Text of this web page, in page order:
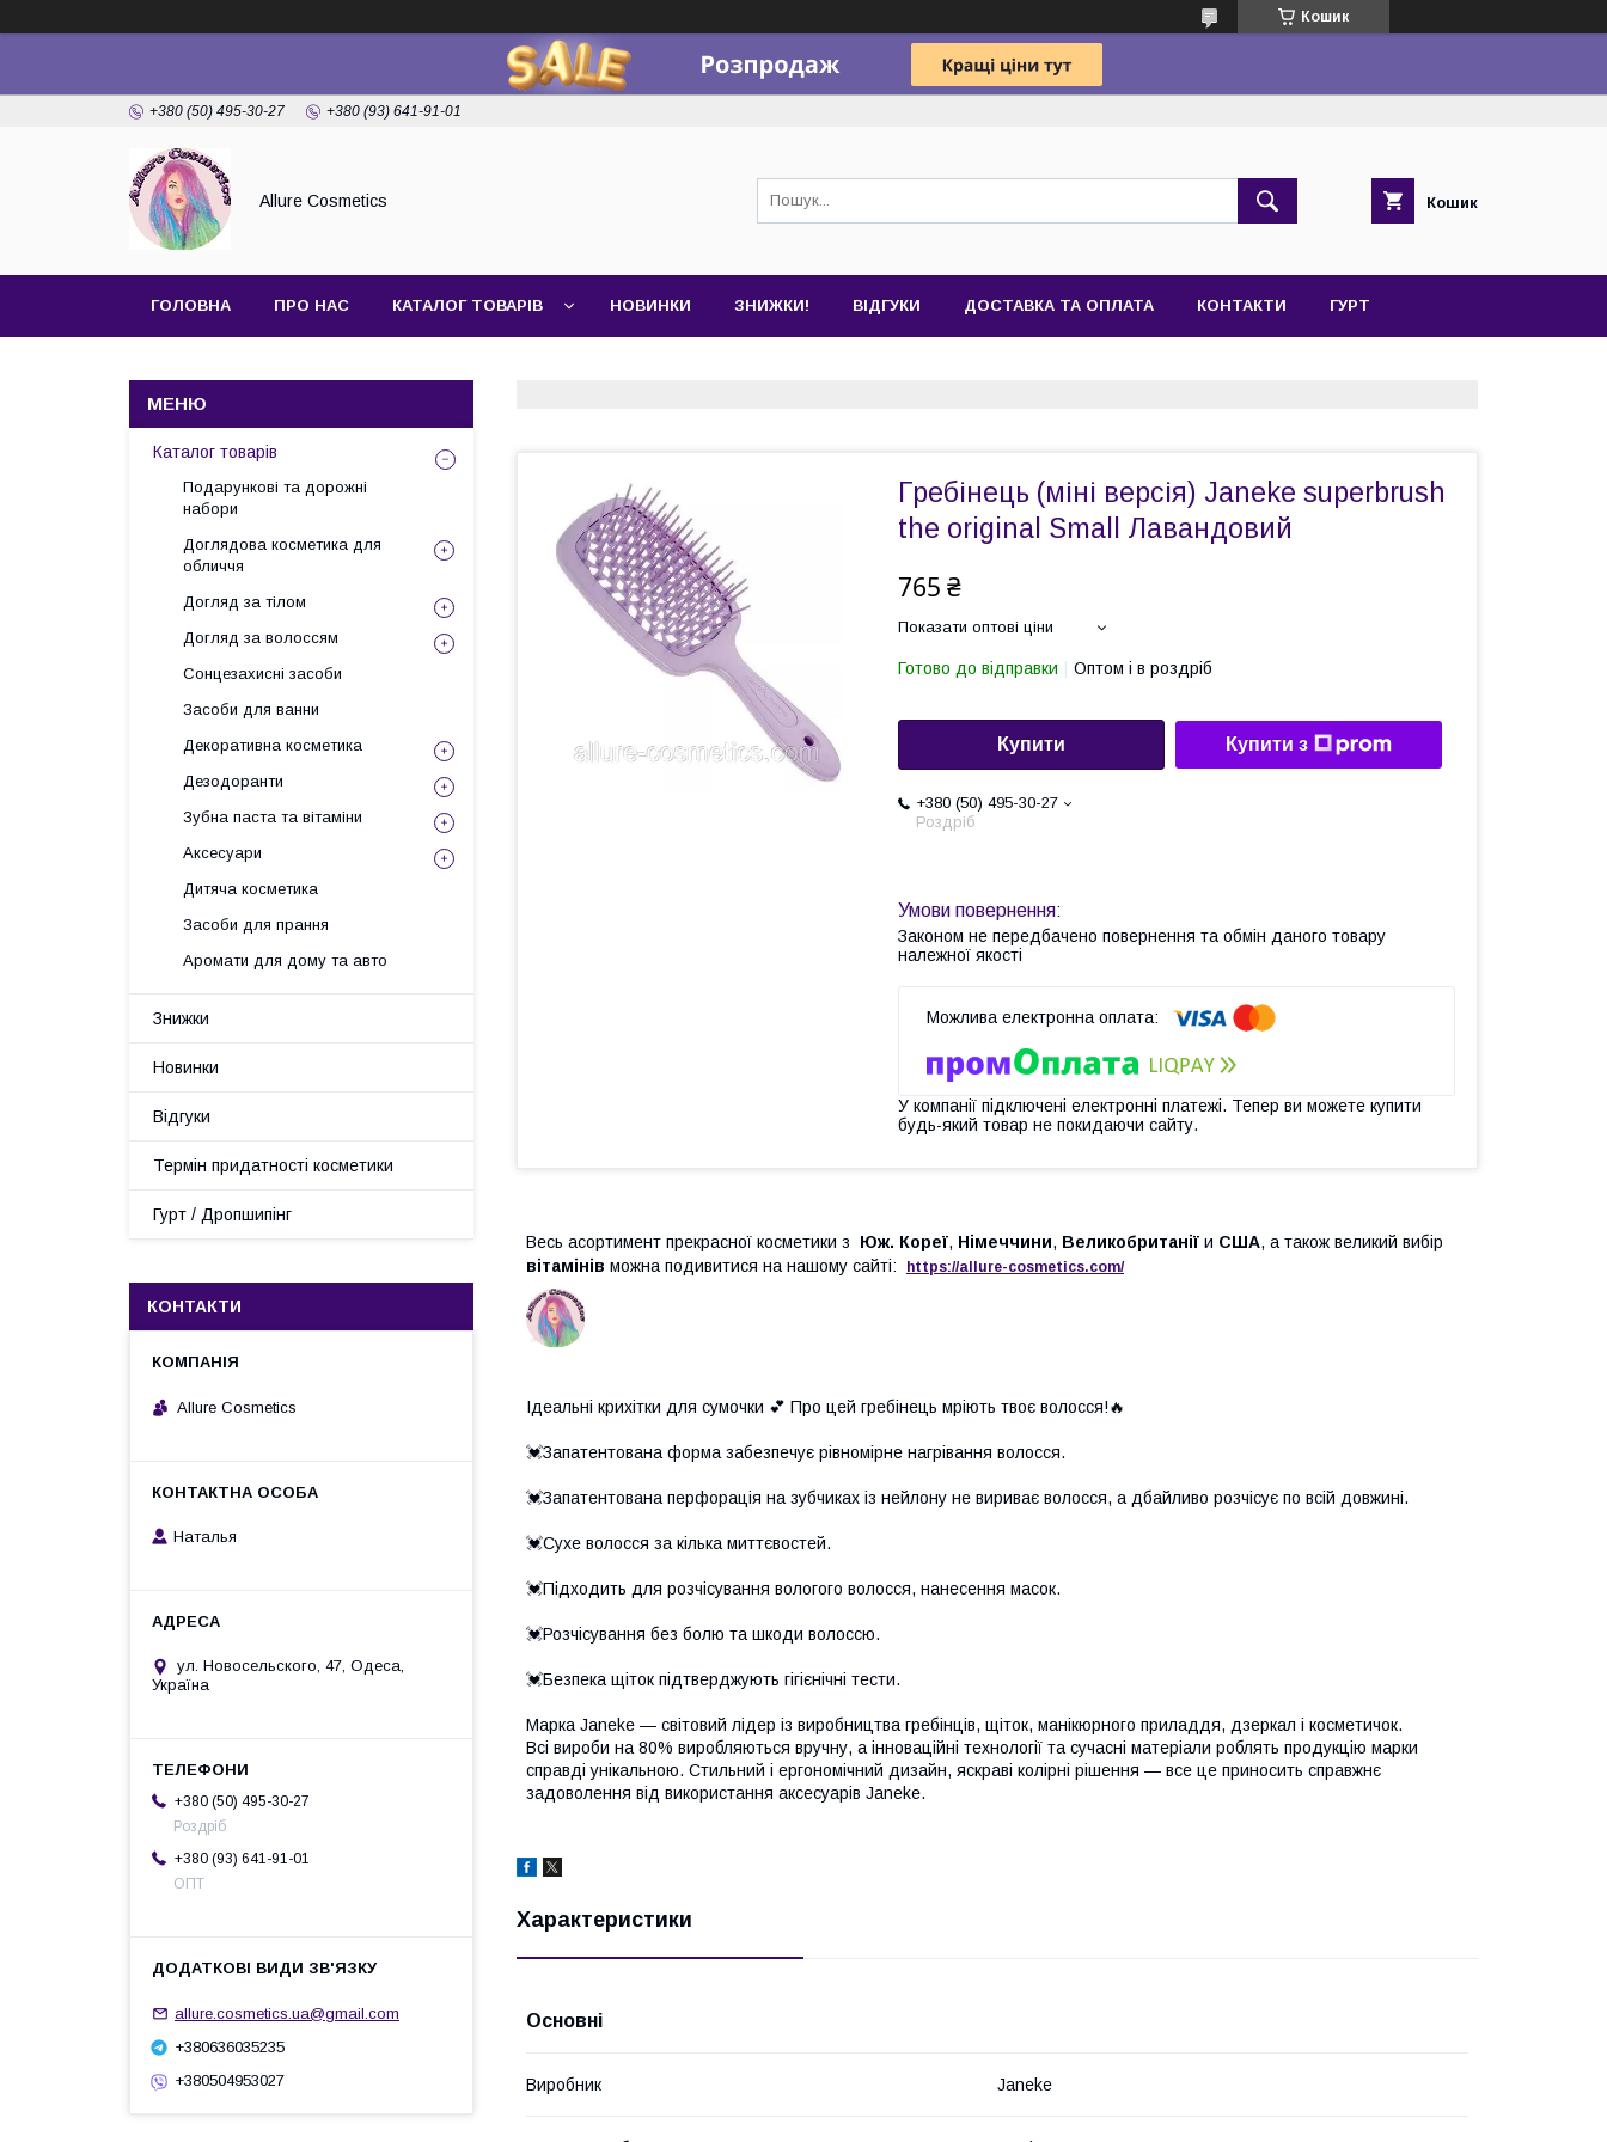
Кошик
+380 (50) 495-30-27 +380 (93) 641-91-01
Allure Cosmetics Кошик
ГОЛОВНА ПРО НАС КАТАЛОГ ТОВАРІВ НОВИНКИ ЗНИЖКИ! ВІДГУКИ ДОСТАВКА ТА ОПЛАТА КОНТАКТИ ГУРТ
Гребінець (міні версія) Janeke superbrush
the original Small Лавандовий
765 ₴
Показати оптові ціни
Готово до відправки Оптом і в роздріб
Купити Купити з
+380 (50) 495-30-27
Роздріб
Законом не передбачено повернення та обмін даного товару
належної якості
У компанії підключені електронні платежі. Тепер ви можете купити
будь-який товар не покидаючи сайту.
Весь асортимент прекрасної косметики з Юж. Кореї, Німеччини, Великобританії и США, а також великий вибір
вітамінів можна подивитися на нашому сайті: https://allure-cosmetics.com/
Ідеальні крихітки для сумочки 💕 Про цей гребінець мріють твоє волосся!🔥
💓Запатентована форма забезпечує рівномірне нагрівання волосся.
💓Запатентована перфорація на зубчиках із нейлону не вириває волосся, а дбайливо розчісує по всій довжині.
💓Сухе волосся за кілька миттєвостей.
💓Підходить для розчісування вологого волосся, нанесення масок.
💓Розчісування без болю та шкоди волоссю.
💓Безпека щіток підтверджують гігієнічні тести.
Марка Janeke — світовий лідер із виробництва гребінців, щіток, манікюрного приладдя, дзеркал і косметичок.
Всі вироби на 80% виробляються вручну, а інноваційні технології та сучасні матеріали роблять продукцію марки
справді унікальною. Стильний і ергономічний дизайн, яскраві колірні рішення — все це приносить справжнє
задоволення від використання аксесуарів Janeke.
Характеристики
Основні
Виробник Janeke
Каталог товарів
Подарункові та дорожні
набори
Доглядова косметика для
обличчя
Догляд за тілом
Догляд за волоссям
Сонцезахисні засоби
Засоби для ванни
Декоративна косметика
Дезодоранти
Зубна паста та вітаміни
Аксесуари
Дитяча косметика
Засоби для прання
Аромати для дому та авто
Знижки
Новинки
Відгуки
Термін придатності косметики
Гурт / Дропшипінг
КОНТАКТИ
Allure Cosmetics
Наталья
ул. Новосельского, 47, Одеса,
Україна
+380 (50) 495-30-27
Роздріб
+380 (93) 641-91-01
ОПТ
allure.cosmetics.ua@gmail.com
+380636035235
+380504953027